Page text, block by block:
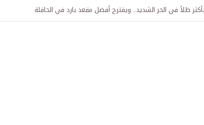
“الجامعة السورية التركية” في دمشق.. منح دراسية واعتراف بالشهادات